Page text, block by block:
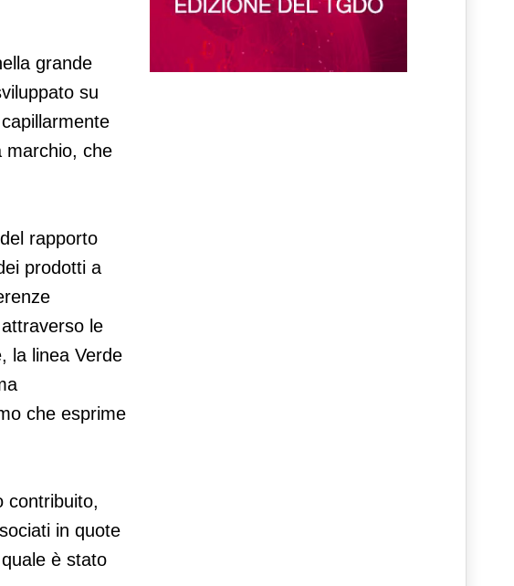
grande
su
marchio, che
rapporto
prodotti a
le
la linea Verde
che esprime
contribuito,
in quote
è stato